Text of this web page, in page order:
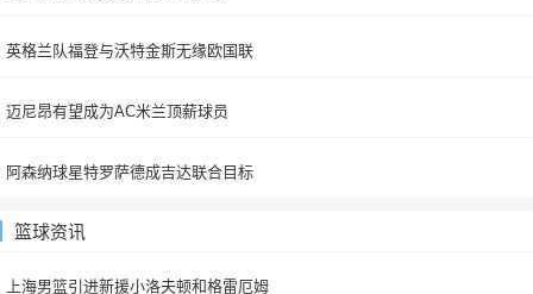
英格兰队福登与沃特金斯无缘欧国联
迈尼昂有望成为AC米兰顶薪球员
阿森纳球星特罗萨德成吉达联合目标
篮球资讯
上海男篮引进新援小洛夫顿和格雷厄姆